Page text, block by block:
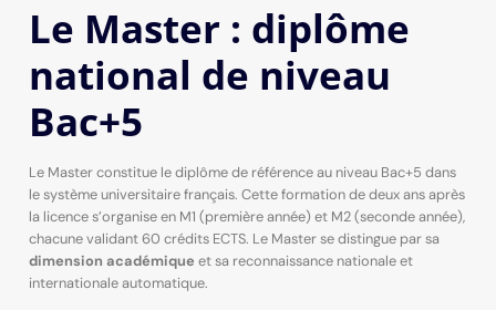
Le Master : diplôme
national de niveau
Bac+5
Le Master constitue le diplôme de référence au niveau Bac+5 dans
le système universitaire français. Cette formation de deux ans après
la licence s’organise en M1 (première année) et M2 (seconde année),
chacune validant 60 crédits ECTS. Le Master se distingue par sa
dimension académique et sa reconnaissance nationale et
internationale automatique.